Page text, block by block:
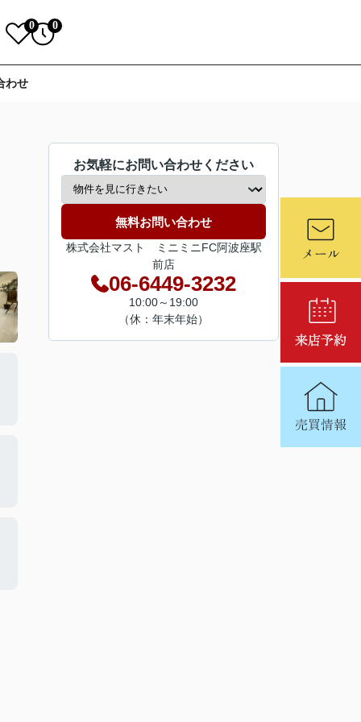
0 0
わせ
お気軽にお問い合わせください
無料お問い合わせ
株式会社マスト ミニミニFC阿波座駅
前店
06-6449-3232
10:00～19:00
（休：年末年始）